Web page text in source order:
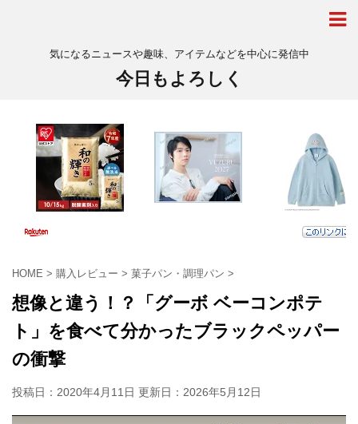
気になるニュースや趣味、アイテムなどを中心に発信中
今日もよろしく
HOME > 購入レビュー > 菓子パン・調理パン >
想像と違う！？「グーボ ベーコンポテ
ト」を食べて分かったブラックペッパー
の衝撃
投稿日：2020年4月11日 更新日： 2026年5月12日